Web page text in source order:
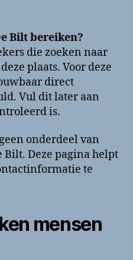
bellen?
Telefoonnummer
en
contactinformatie
Bilt bereiken?
die zoeken naar
plaats. Voor deze
direct
Vul dit later aan
is.
onderdeel van
Deze pagina helpt
te
mensen